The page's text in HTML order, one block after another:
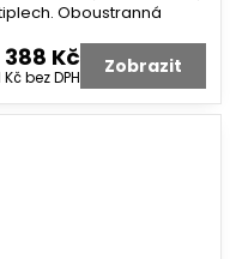
Oboustranná
388 Kč
Kčbez DPH Zobrazit